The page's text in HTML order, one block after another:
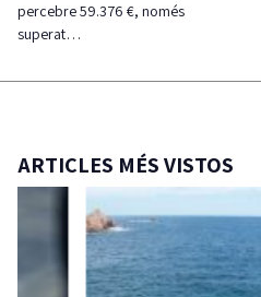
percebre 59.376 €, només
superat…
ARTICLES MÉS VISTOS